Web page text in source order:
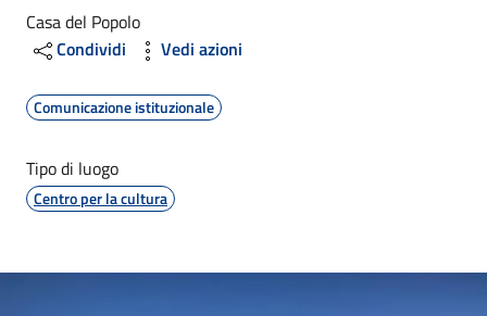
Dettagli
Casa del Popolo
Condividi
Vedi azioni
Comunicazione istituzionale
Tipo di luogo
Centro per la cultura